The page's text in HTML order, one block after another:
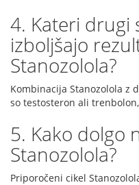
4. Kateri drugi
izboljšajo
Stanozolola?
Kombinacija Stanozolola z
so testosteron ali
5. Kako dolgo
Stanozolola?
Priporočeni cikel